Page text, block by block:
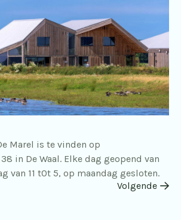
Marel is te vinden op
in De Waal. Elke dag geopend van
van 11 t0t 5, op maandag gesloten.
Volgende